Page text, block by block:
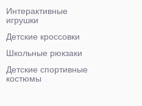
Интерактивные
игрушки
Детские кроссовки
Школьные рюкзаки
Детские спортивные
костюмы